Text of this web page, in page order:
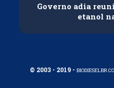
Governo adia
etanol
© 2003 - 2019 -